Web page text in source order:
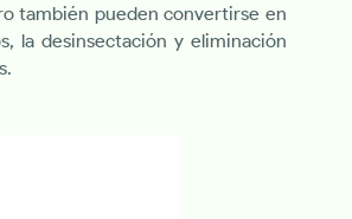
también pueden convertirse en
la desinsectación y eliminación